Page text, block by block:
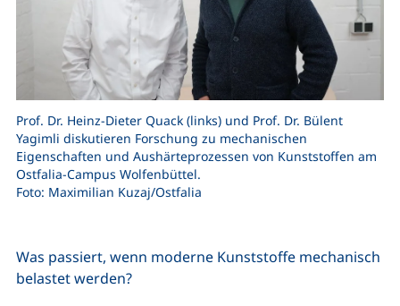
Prof. Dr. Heinz-Dieter Quack (links) und Prof. Dr. Bülent
Yagimli diskutieren Forschung zu mechanischen
Eigenschaften und Aushärteprozessen von Kunststoffen am
Ostfalia-Campus Wolfenbüttel.
Foto: Maximilian Kuzaj/Ostfalia
Was passiert, wenn moderne Kunststoffe mechanisch
belastet werden?